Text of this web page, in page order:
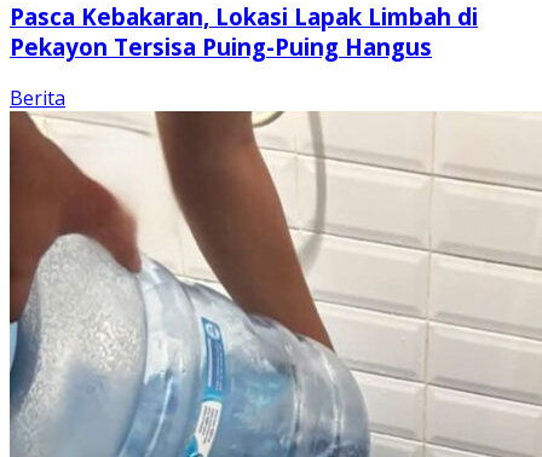
Pasca Kebakaran, Lokasi Lapak Limbah di
Pekayon Tersisa Puing-Puing Hangus
Berita